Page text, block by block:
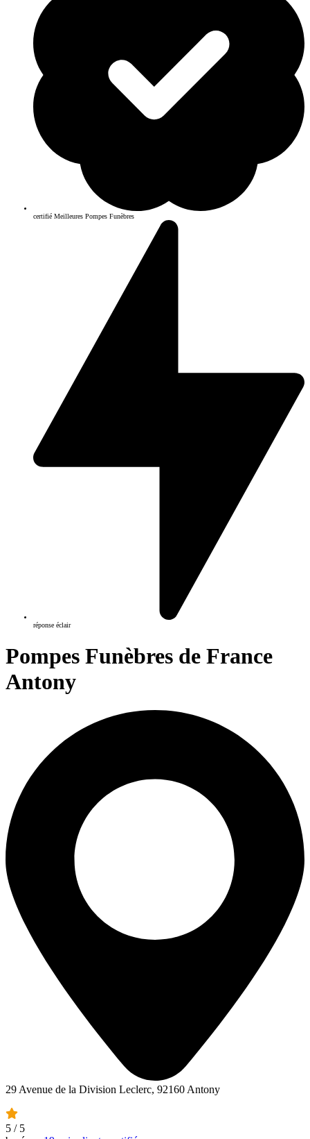
certifié Meilleures Pompes Funèbres
réponse éclair
Pompes Funèbres de France
Antony
29 Avenue de la Division Leclerc, 92160 Antony
5 / 5